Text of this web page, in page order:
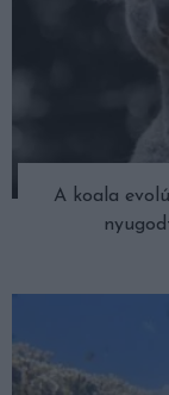
A koala